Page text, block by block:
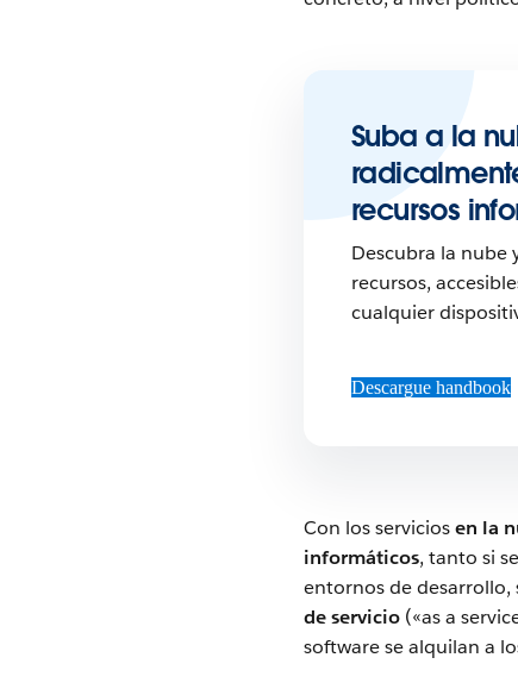
Suba a la
recursos
Descubra la nube
recursos,
cualquier
Descargue handbook
Con los serviciosen la
informáticos, tanto si
entornos de desarrollo,
de servicio («as a
software se alquilan a